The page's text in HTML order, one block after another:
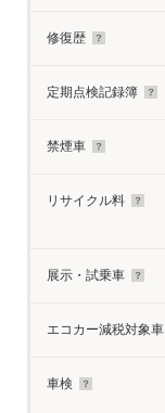
修復歴
定期点検記録簿
禁煙車
リサイクル料
展示・試乗車
エコカー減税対象車
車検